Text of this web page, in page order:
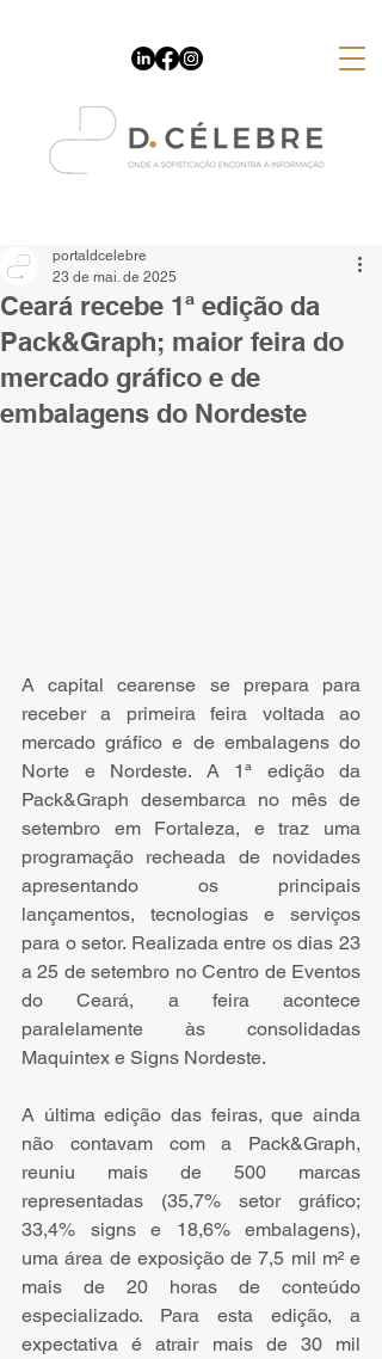
Ceará recebe 1ª edição da
Pack&Graph; maior feira do
mercado gráfico e de
embalagens do Nordeste
portaldcelebre
23 de mai. de 2025
A capital cearense se prepara para
receber a primeira feira voltada ao
mercado gráfico e de embalagens do
Norte e Nordeste. A 1ª edição da
Pack&Graph desembarca no mês de
setembro em Fortaleza, e traz uma
programação recheada de novidades
apresentando os principais
lançamentos, tecnologias e serviços
para o setor. Realizada entre os dias 23
a 25 de setembro no Centro de Eventos
do Ceará, a feira acontece
paralelamente às consolidadas
Maquintex e Signs Nordeste.
A última edição das feiras, que ainda
não contavam com a Pack&Graph,
reuniu mais de 500 marcas
representadas (35,7% setor gráfico;
33,4% signs e 18,6% embalagens),
uma área de exposição de 7,5 mil m² e
mais de 20 horas de conteúdo
especializado. Para esta edição, a
expectativa é atrair mais de 30 mil